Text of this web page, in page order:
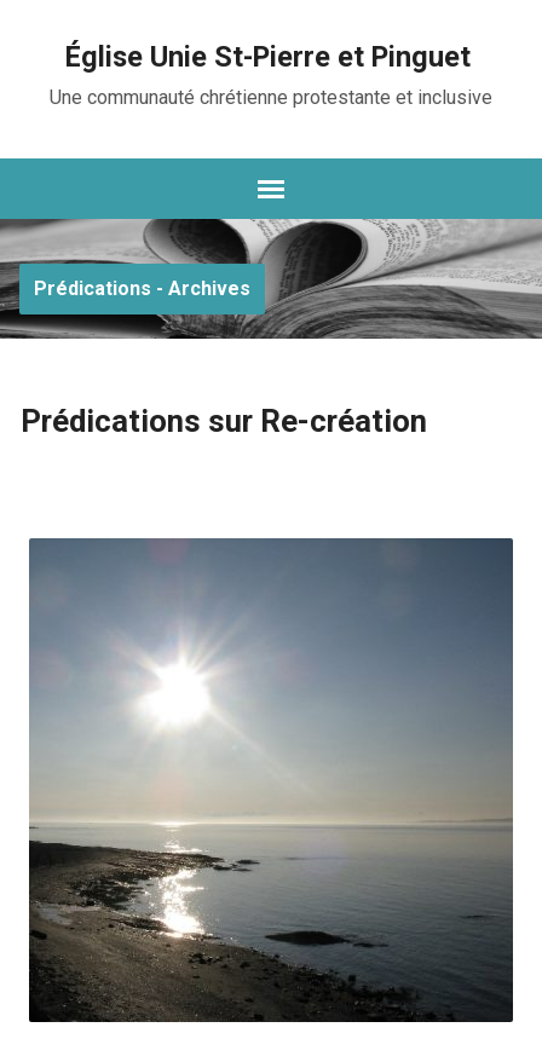
Église Unie St-Pierre et Pinguet
Une communauté chrétienne protestante et inclusive
Prédications - Archives
Prédications sur Re-création